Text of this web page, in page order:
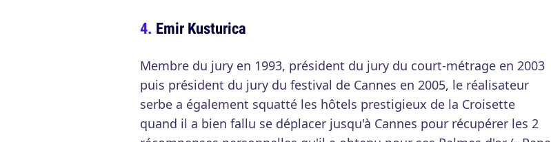
Emir Kusturica
Membre du jury en 1993, président du jury du court-métrage en 2003
puis président du jury du festival de Cannes en 2005, le réalisateur
serbe a également squatté les hôtels prestigieux de la Croisette
quand il a bien fallu se déplacer jusqu'à Cannes pour récupérer les 2